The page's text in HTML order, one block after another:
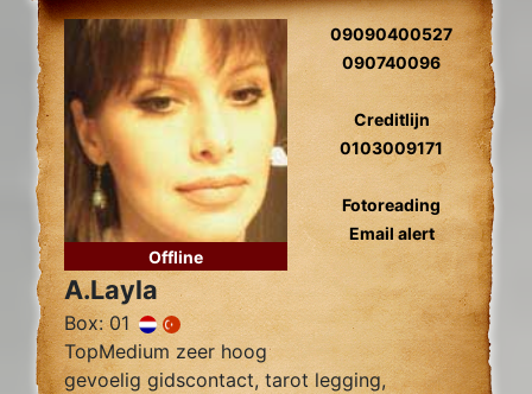
Offline
09090400527
090740096
Creditlijn
0103009171
Fotoreading
Email alert
A.Layla
Box: 01
TopMedium zeer hoog
gevoelig gidscontact, tarot legging,